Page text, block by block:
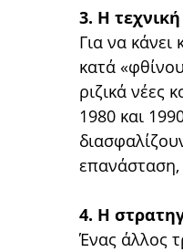
3. Η
Για να
κατά
ριζικά νέες
1980 και
επανάσταση,
4. Η
Ένας άλλος